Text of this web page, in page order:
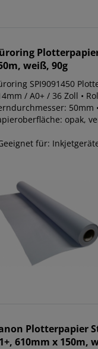
weiß, 90g
SPI9091450
/ A0+ / 36 Zoll •
50mm
opak,
für:
Plotterpapier
610mm x 150m,